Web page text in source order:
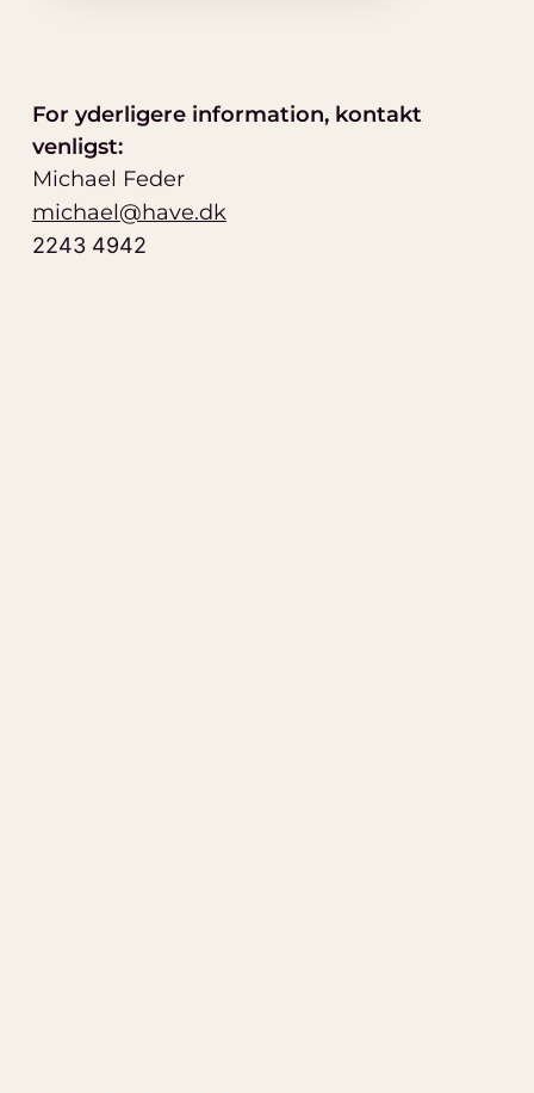
For yderligere information, kontakt
venligst:
Michael Feder
michael@have.dk
2243 4942